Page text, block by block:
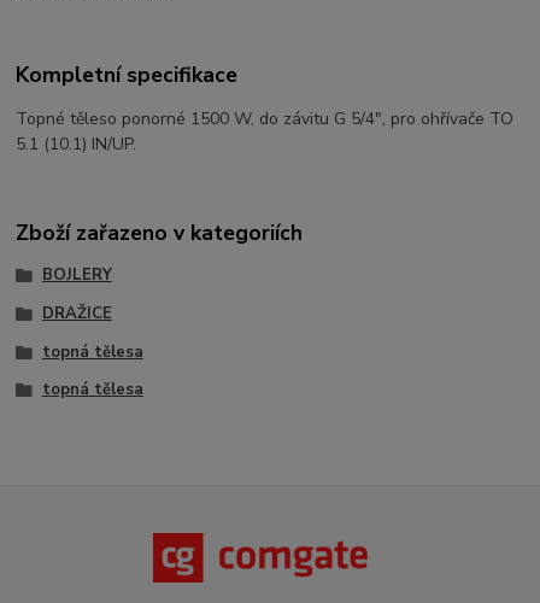
Kompletní specifikace
Topné těleso ponorné 1500 W, do závitu G 5/4", pro ohřívače TO
5.1 (10.1) IN/UP.
Zboží zařazeno v kategoriích
BOJLERY
DRAŽICE
topná tělesa
topná tělesa